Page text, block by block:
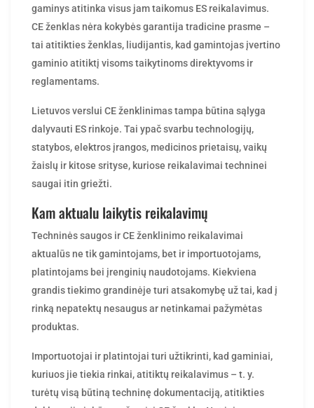
CE ženklas nėra kokybės garantija tradicine prasme –
tai atitikties ženklas, liudijantis, kad gamintojas įvertino
gaminio atitiktį visoms taikytinoms direktyvoms ir
reglamentams.
dalyvauti ES rinkoje. Tai ypač svarbu technologijų,
statybos, elektros įrangos, medicinos prietaisų, vaikų
žaislų ir kitose srityse, kuriose reikalavimai techninei
saugai itin griežti.
Techninės saugos ir CE ženklinimo reikalavimai
aktualūs ne tik gamintojams, bet ir importuotojams,
platintojams bei įrenginių naudotojams. Kiekviena
grandis tiekimo grandinėje turi atsakomybę už tai, kad į
rinką nepatektų nesaugus ar netinkamai pažymėtas
produktas.
kuriuos jie tiekia rinkai, atitiktų reikalavimus – t. y.
turėtų visą būtiną techninę dokumentaciją, atitikties
deklaraciją ir būtų pažymėti CE ženklu. Net jeigu